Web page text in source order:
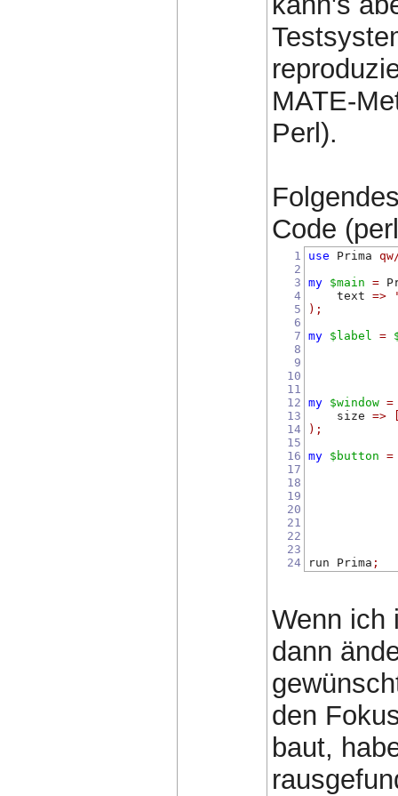
MATE-
Perl).
Code
1
2
3
4
5
6
7
8
9
10
11
12
13
14
15
16
17
18
19
20
21
22
23
24
use Prima
my $main =
    text
=>
);
my $label =
my $window =
    size
=>
);
my $button
=
run Prima ;
Wenn ich
dann
den
baut,